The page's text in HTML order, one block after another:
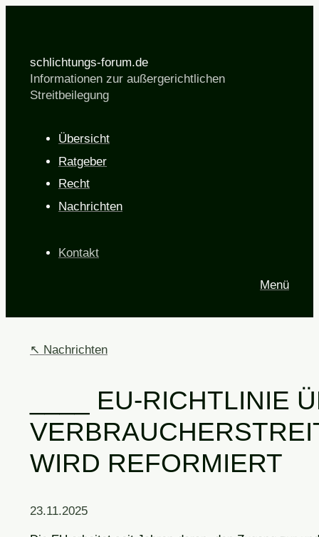
schlichtungs-forum.de
Informationen zur außergerichtlichen
Streitbeilegung
Übersicht
Ratgeber
Recht
Nachrichten
Kontakt
Menü
Nachrichten
EU-RICHTLINIE
WIRD REFORMIERT
23.11.2025